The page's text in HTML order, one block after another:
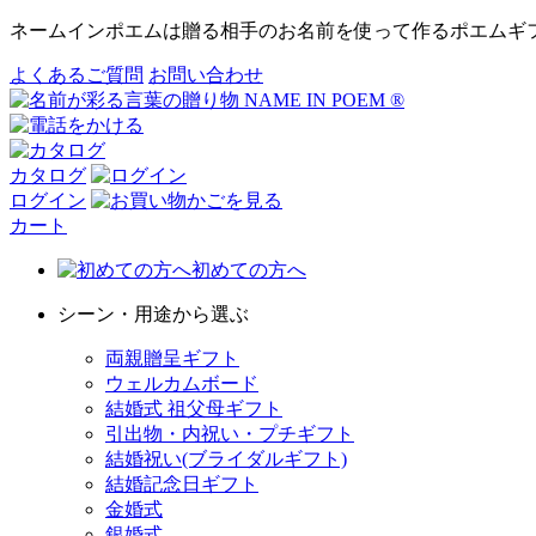
ネームインポエムは贈る相手のお名前を使って作るポエムギ
よくあるご質問 お問い合わせ
カタログ
ログイン
カート
初めての方へ
シーン・用途から選ぶ
両親贈呈ギフト
ウェルカムボード
結婚式 祖父母ギフト
引出物・内祝い・プチギフト
結婚祝い(ブライダルギフト)
結婚記念日ギフト
金婚式